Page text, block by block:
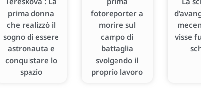
prima donna
che realizzò il
sogno di essere
astronauta e
conquistare lo
spazio
fotoreporter a
morire sul
campo di
battaglia
svolgendo il
proprio lavoro
visse